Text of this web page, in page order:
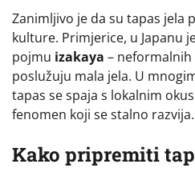
Zanimljivo je da su tapas jela
kulture. Primjerice, u Japanu
pojmu izakaya – neformalnih
poslužuju mala jela. U
tapas se spaja s lokalnim
fenomen koji se stalno razvija.
Kako pripremiti